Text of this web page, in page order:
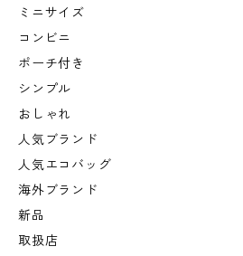
ミニサイズ
コンビニ
ポーチ付き
シンプル
おしゃれ
人気ブランド
人気エコバッグ
海外ブランド
新品
取扱店